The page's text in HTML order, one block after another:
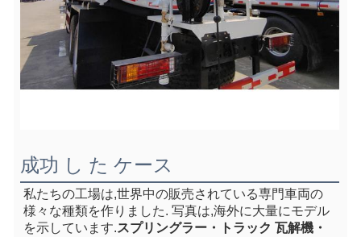
成功 し た ケース
私たちの工場は,世界中の販売されている専門車両の
様々な種類を作りました. 写真は,海外に大量にモデル
を示しています.スプリングラー・トラック 瓦解機・